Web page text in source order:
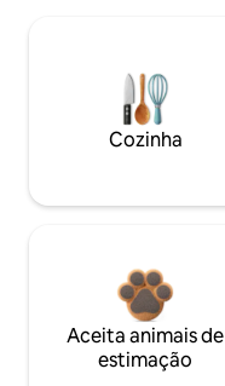
Cozinha
Aceita animais de
estimação